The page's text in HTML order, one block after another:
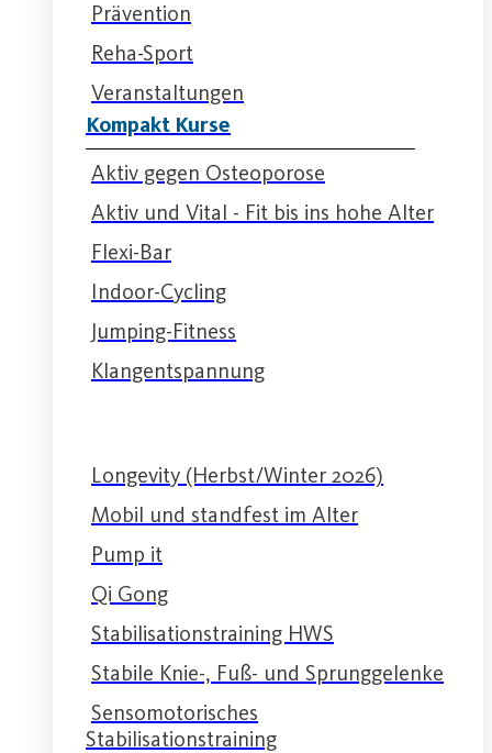
Prävention
Reha-Sport
Veranstaltungen
Kompakt Kurse
Aktiv gegen Osteoporose
Aktiv und Vital - Fit bis ins hohe Alter
Flexi-Bar
Indoor-Cycling
Jumping-Fitness
Klangentspannung
Longevity (Herbst/Winter 2026)
Mobil und standfest im Alter
Pump it
Qi Gong
Stabilisationstraining HWS
Stabile Knie-, Fuß- und Sprunggelenke
Sensomotorisches
Stabilisationstraining